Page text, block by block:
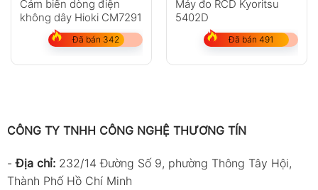
Cảm biến dòng điện
không dây Hioki CM7291
Đã bán 342
Máy đo RCD Kyoritsu
5402D
Đã bán 491
CÔNG TY TNHH CÔNG NGHỆ THƯƠNG TÍN
-Địa chỉ: 232/14 Đường Số 9, phường Thông Tây Hội,
Thành Phố Hồ Chí Minh